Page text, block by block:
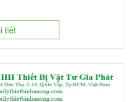
tiết